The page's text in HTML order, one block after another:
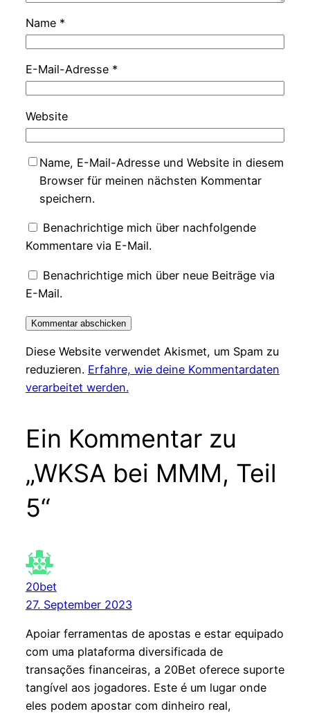
Name *
E-Mail-Adresse *
Website
Name, E-Mail-Adresse und Website in diesem
Browser für meinen nächsten Kommentar
speichern.
Benachrichtige mich über nachfolgende
Kommentare via E-Mail.
Benachrichtige mich über neue Beiträge via
E-Mail.
Diese Website verwendet Akismet, um Spam zu
reduzieren. Erfahre, wie deine Kommentardaten
verarbeitet werden.
Ein Kommentar zu
„WKSA bei MMM, Teil
5“
20bet
27. September 2023
Apoiar ferramentas de apostas e estar equipado
com uma plataforma diversificada de
transações financeiras, a 20Bet oferece suporte
tangível aos jogadores. Este é um lugar onde
eles podem apostar com dinheiro real,